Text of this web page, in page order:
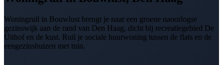
Woningruil in Bouwlust brengt je naar een groene naoorlogse
gezinswijk aan de rand van Den Haag, dicht bij recreatiegebied De
Uithof en de kust. Ruil je sociale huurwoning tussen de flats en de
eengezinshuizen met tuin.